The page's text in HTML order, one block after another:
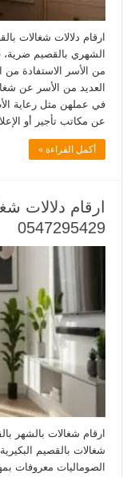
ارقام دلالات شغالات
الشهري بالقصيم ضرية،
من الأسر الاستفادة من
العديد من الأسر عن
في عملهن مثل رعاية
عن مكاتب تأجير أو
أكمل القراءة »
ارقام دلالات
0547295429
ارقام شغالات بالشهر
شغالات بالقصيم
الصوماليات معروفات